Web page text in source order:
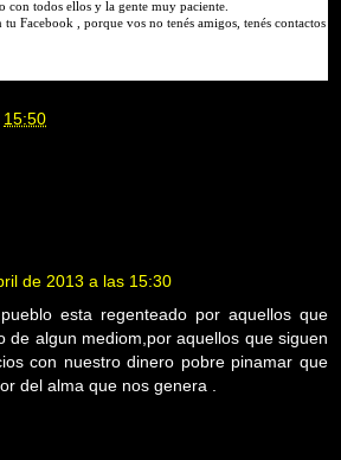
con todos ellos y la gente muy paciente.
Facebook , porque vos no tenés amigos, tenés contactos
15:50
de 2013 a las 15:30
esta regenteado por aquellos que
de algun mediom,por aquellos que siguen
con nuestro dinero pobre pinamar que
del alma que nos genera .